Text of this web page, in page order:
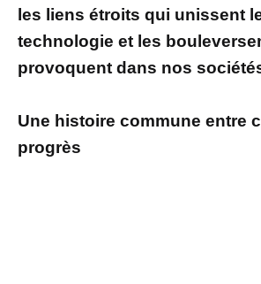
les liens étroits qui unissent
technologie et les
provoquent dans nos
Une histoire commune entre
progrès